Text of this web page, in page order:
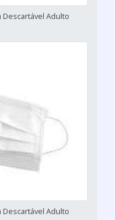
Descartável Adulto
Descartável Adulto